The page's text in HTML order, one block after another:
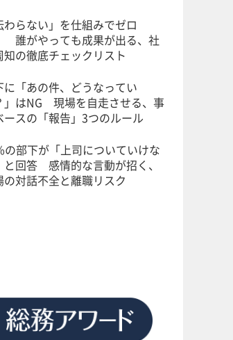
わらない」を仕組みでゼロ
誰がやっても成果が出る、社
知の徹底チェックリスト
に「あの件、どうなってい
」はNG 現場を自走させる、事
ースの「報告」3つのルール
の部下が「上司についていけな
と回答 感情的な言動が招く、
の対話不全と離職リスク